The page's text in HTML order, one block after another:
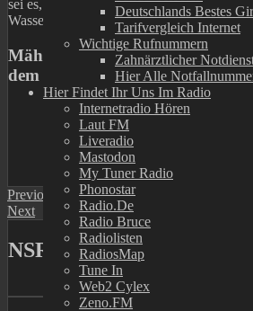
Deutschlands Bestes
Tarifvergleich Internet
Wichtige Rufnummern
Zahnärztlicher
Hier Alle
Hier Findet Ihr Uns Im Radio
Internetradio Hören
Laut FM
Liveradio
Mastodon
My Tuner Radio
Phonostar
Radio.de
Radio Bruce
Radiolisten
RadiosMap
Tune In
Web2 Cylex
Zeno.FM
sei es, das Gewässer auch in Zukunft für
Wassersportler freizuhalten.
Mähen oder Graskarpfen: Wie
dem Werdersee?
Zu unserem
Previous
Next
NSR Stadtradio